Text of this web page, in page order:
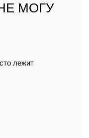
МОГУ
лежит